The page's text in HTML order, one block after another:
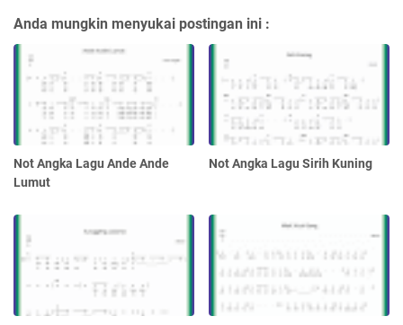
Anda mungkin menyukai postingan ini :
Not Angka Lagu Ande Ande
Lumut
Not Angka Lagu Sirih Kuning